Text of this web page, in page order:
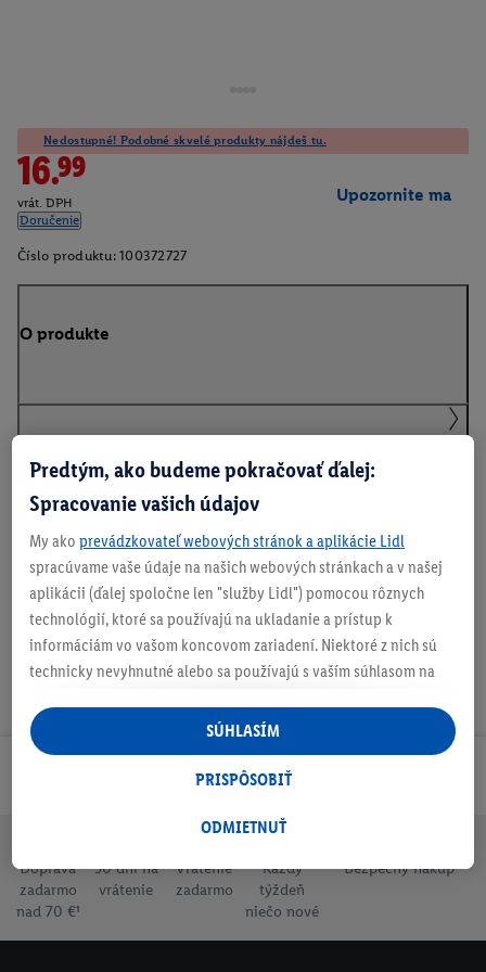
Nedostupné! Podobné skvelé produkty nájdeš tu.
16.99
vrát. DPH
Doručenie
Upozornite ma
Číslo produktu: 100372727
O produkte
Na stiahnutie
Odoberaj Newsletter!
Doprava
zadarmo
nad 70 €¹
30 dní na
vrátenie
Vrátenie
zadarmo
Každý
týždeň
niečo nové
Bezpečný nákup
Predtým, ako budeme pokračovať ďalej:
Spracovanie vašich údajov
My ako prevádzkovateľ webových stránok a aplikácie Lidl
spracúvame vaše údaje na našich webových stránkach a v našej
aplikácii (ďalej spoločne len "služby Lidl") pomocou rôznych
technológií, ktoré sa používajú na ukladanie a prístup k
informáciám vo vašom koncovom zariadení. Niektoré z nich sú
technicky nevyhnutné alebo sa používajú s vaším súhlasom na
personalizovanú reklamu v rámci služieb Lidl aj mimo nich. Ak
ste účastníkom programu Lidl Plus, na tieto účely sa spracúvajú
aj údaje z vášho nákupného správania v obchode.
následne si vytvoríte účet Lidl Plus alebo sa prihlásite do svojho
tiež vytvoriť špeciálny online identifikátor z e-mailovej adresy,
ktorú tam uvediete, aby sme vás mohli rozpoznať v službách
ODMIETNUŤ
PRISPÔSOBIŤ
SÚHLASÍM